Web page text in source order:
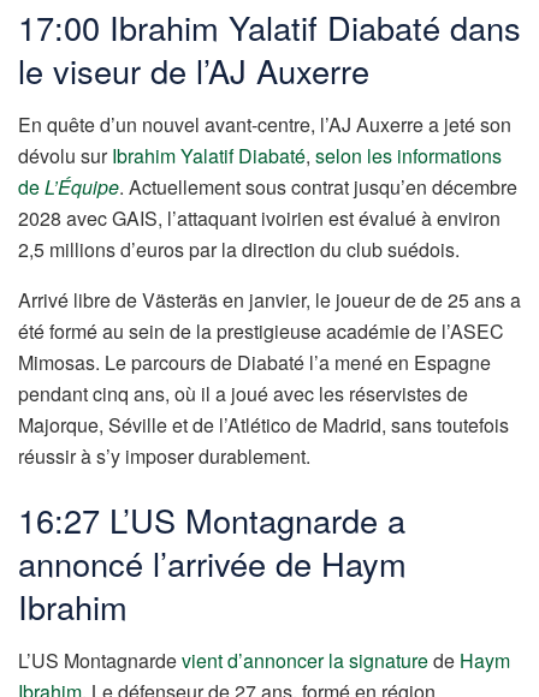
17:00 Ibrahim Yalatif Diabaté dans
le viseur de l’AJ Auxerre
En quête d’un nouvel avant-centre, l’AJ Auxerre a jeté son
dévolu surIbrahim Yalatif Diabaté, selon les informations
deL’Équipe. Actuellement sous contrat jusqu’en décembre
2028 avec GAIS, l’attaquant ivoirien est évalué à environ
2,5 millions d’euros par la direction du club suédois.
Arrivé libre de Västeräs en janvier, le joueur de de 25 ans a
été formé au sein de la prestigieuse académie de l’ASEC
Mimosas. Le parcours de Diabaté l’a mené en Espagne
pendant cinq ans, où il a joué avec les réservistes de
Majorque, Séville et de l’Atlético de Madrid, sans toutefois
réussir à s’y imposer durablement.
16:27 L’US Montagnarde a
annoncé l’arrivée de Haym
Ibrahim
L’US Montagnardevient d’annoncer la signaturede Haym